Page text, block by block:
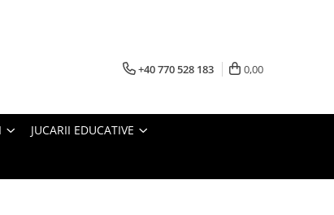
+40 770 528 183 0,00
JUCARII EDUCATIVE